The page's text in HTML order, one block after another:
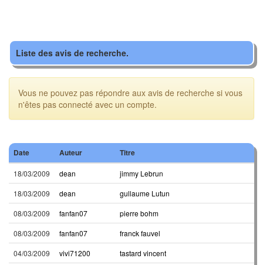
Liste des avis de recherche.
Vous ne pouvez pas répondre aux avis de recherche si vous
n'êtes pas connecté avec un compte.
Date Auteur Titre
18/03/2009 dean
jimmy Lebrun
18/03/2009
dean
gullaume Lutun
08/03/2009
fanfan07
pierre bohm
08/03/2009
fanfan07
franck fauvel
04/03/2009
vivi71200
tastard vincent